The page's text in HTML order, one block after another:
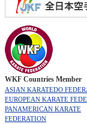
WKF Countries Member
ASIAN KARATEDO
EUROPEAN KARATE
PANAMERICAN KARATE
FEDERATION